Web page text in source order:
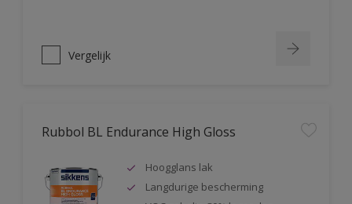
Vergelijk
Rubbol BL Endurance High Gloss
Hoogglans lak
Langdurige bescherming